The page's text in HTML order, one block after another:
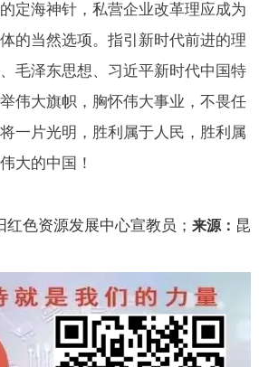
定海神针，私营企业改革理应成为
的当然选项。指引新时代前进的理
毛泽东思想、习近平新时代中国特
伟大旗帜，胸怀伟大事业，不畏任
一片光明，胜利属于人民，胜利属
大的中国！
红色资源发展中心宣教员； 来源： 昆